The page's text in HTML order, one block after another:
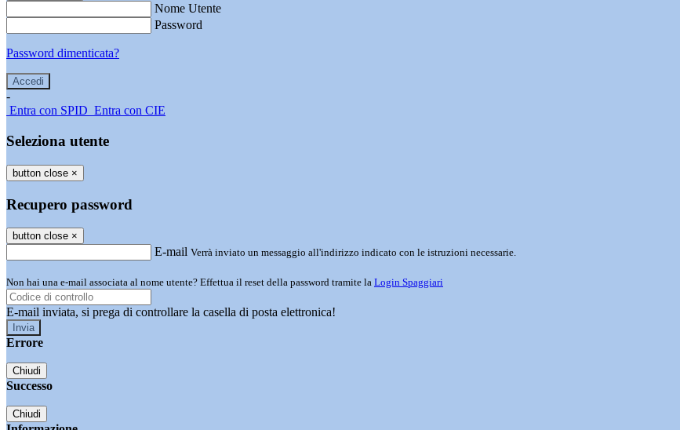
Nome Utente
Password
Password dimenticata?
-
Entra con SPID Entra con CIE
Seleziona utente
button close ×
Recupero password
button close ×
E-mail Verrà inviato un messaggio all'indirizzo indicato con le istruzioni necessarie.
Non hai una e-mail associata al nome utente? Effettua il reset della password tramite la Login Spaggiari
E-mail inviata, si prega di controllare la casella di posta elettronica!
Errore
Chiudi
Successo
Chiudi